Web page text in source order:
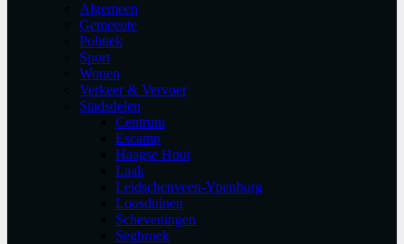
Algemeen
Gemeente
Politiek
Sport
Wonen
Verkeer & Vervoer
Stadsdelen
Centrum
Escamp
Haagse Hout
Laak
Leidschenveen-Ypenburg
Loosduinen
Scheveningen
Segbroek